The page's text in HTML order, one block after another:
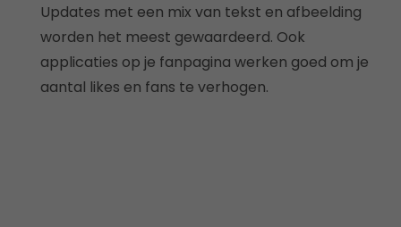
Updates met een mix van tekst en afbeelding
worden het meest gewaardeerd. Ook
applicaties op je fanpagina werken goed om je
aantal likes en fans te verhogen.